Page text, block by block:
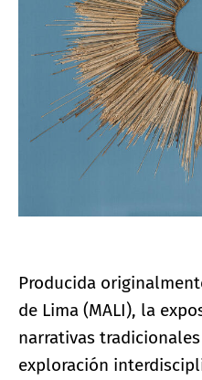
Producida
de Lima (MALI), la
narrativas
exploración